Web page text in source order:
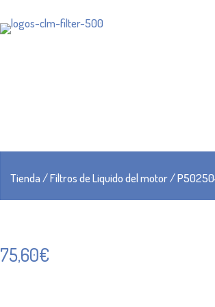
Tienda/Filtros de Liquido del motor/
75,60€